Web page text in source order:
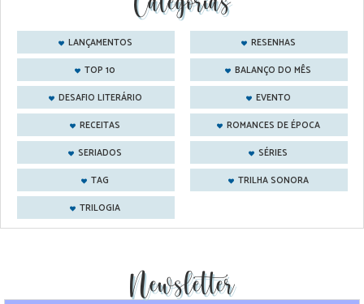
LANÇAMENTOS
RESENHAS
TOP 10
BALANÇO DO MÊS
DESAFIO LITERÁRIO
EVENTO
RECEITAS
ROMANCES DE ÉPOCA
SERIADOS
SÉRIES
TAG
TRILHA SONORA
TRILOGIA
Newsletter